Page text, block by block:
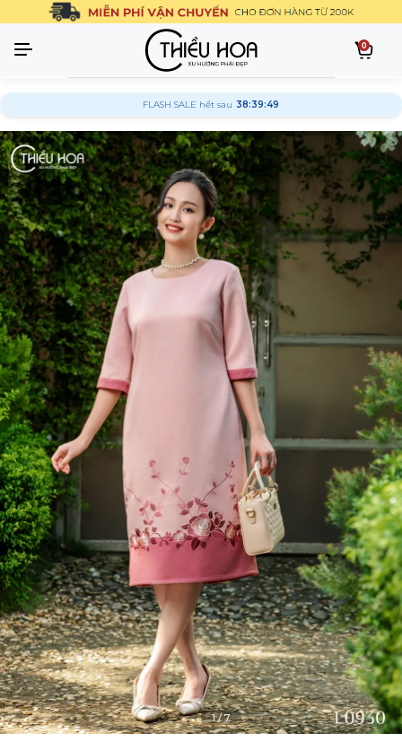
0
FLASH SALE hết sau 38:39:48
1/7